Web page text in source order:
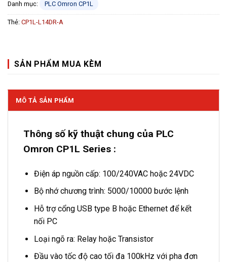
Danh mục: PLC Omron CP1L
Thẻ: CP1L-L14DR-A
SẢN PHẨM MUA KÈM
MÔ TẢ SẢN PHẨM
Thông số kỹ thuật chung của PLC
Omron CP1L Series :
Điện áp nguồn cấp: 100/240VAC hoặc 24VDC
Bộ nhớ chương trình: 5000/10000 bước lệnh
Hỗ trợ cổng USB type B hoặc Ethernet để kết
nối PC
Loại ngõ ra: Relay hoặc Transistor
Đầu vào tốc độ cao tối đa 100kHz với pha đơn